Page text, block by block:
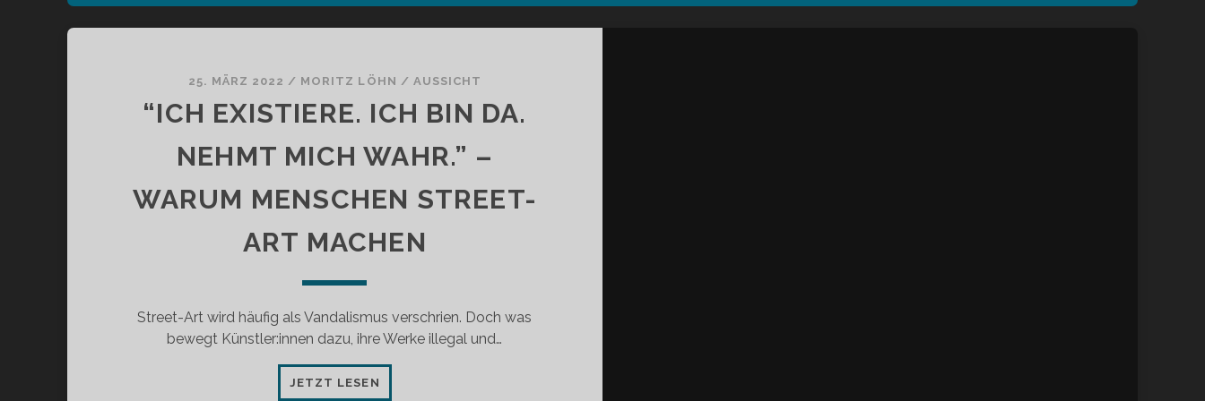
25. MÄRZ 2022 / MORITZ LÖHN / AUSSICHT
“ICH EXISTIERE. ICH BIN DA.
NEHMT MICH WAHR.” –
WARUM MENSCHEN STREET-
ART MACHEN
Street-Art wird häufig als Vandalismus verschrien. Doch was
bewegt Künstler:innen dazu, ihre Werke illegal und…
JETZT LESEN